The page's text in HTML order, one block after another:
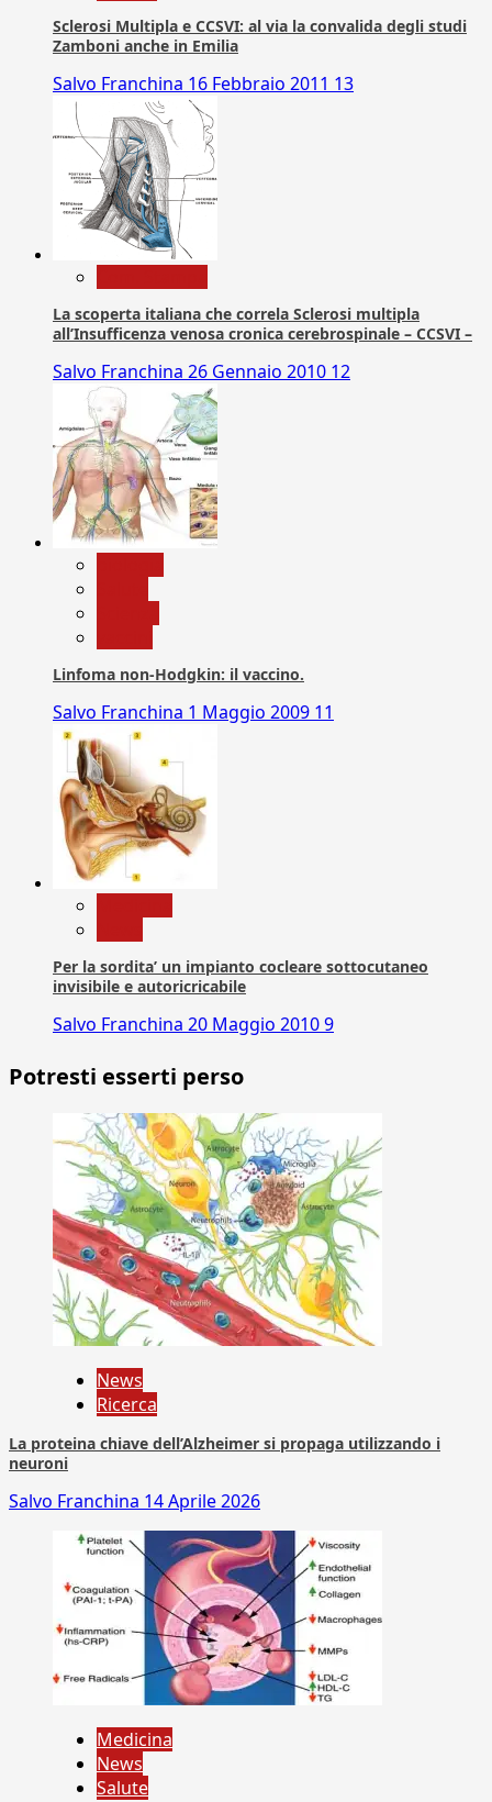
Sclerosi Multipla e CCSVI: al via la convalida degli studi
Zamboni anche in Emilia
Salvo Franchina 16 Febbraio 2011 13
La scoperta italiana che correla Sclerosi multipla
all’Insufficenza venosa cronica cerebrospinale – CCSVI –
Salvo Franchina 26 Gennaio 2010 12
Linfoma non-Hodgkin: il vaccino.
Salvo Franchina 1 Maggio 2009 11
Per la sordita’ un impianto cocleare sottocutaneo
invisibile e autoricricabile
Salvo Franchina 20 Maggio 20109
Potresti esserti perso
News
Ricerca
La proteina chiave dell’Alzheimer si propaga utilizzando i
neuroni
Salvo Franchina 14 Aprile 2026
Medicina
News
Salute